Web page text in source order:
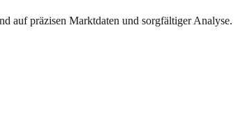
auf präzisen Marktdaten und sorgfältiger Analyse.